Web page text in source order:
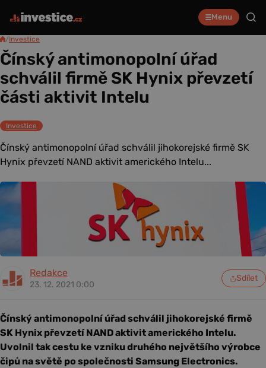
Menu
/Investice
Čínský antimonopolní úřad
schválil firmě SK Hynix převzetí
části aktivit Intelu
Investice
Čínský antimonopolní úřad schválil jihokorejské firmě SK
Hynix převzetí NAND aktivit amerického Intelu...
Redakce
23. 12. 2021 0:00
Sdílet
Čínský antimonopolní úřad schválil jihokorejské firmě
SK Hynix převzetí NAND aktivit amerického Intelu.
Uvolnil tak cestu ke vzniku druhého největšího výrobce
čipů na světě po společnosti Samsung Electronics.